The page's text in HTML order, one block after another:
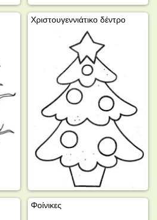
Χριστουγεννιάτικο δέντρο
Φοίνικες